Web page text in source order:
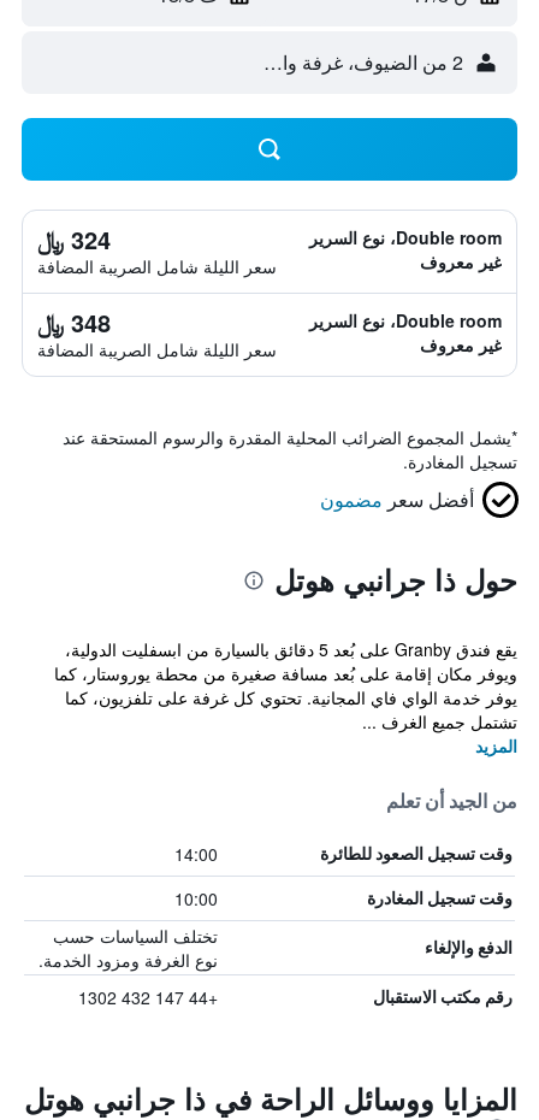
2 من الضيوف، غرفة واحدة
Double room، نوع السرير
غير معروف
324 ﷼
سعر الليلة شامل الصريبة المضافة
Double room، نوع السرير
غير معروف
348 ﷼
سعر الليلة شامل الصريبة المضافة
*يشمل المجموع الضرائب المحلية المقدرة والرسوم المستحقة عند
تسجيل المغادرة.
أفضل سعر مضمون
حول ذا جرانبي هوتل
يقع فندق Granby على بُعد 5 دقائق بالسيارة من ابسفليت الدولية،
ويوفر مكان إقامة على بُعد مسافة صغيرة من محطة يوروستار، كما
يوفر خدمة الواي فاي المجانية. تحتوي كل غرفة على تلفزيون، كما
تشتمل جميع الغرف ...
المزيد
من الجيد أن تعلم
وقت تسجيل الصعود للطائرة 14:00
وقت تسجيل المغادرة 10:00
الدفع والإلغاء
تختلف السياسات حسب
نوع الغرفة ومزود الخدمة.
رقم مكتب الاستقبال +44 147 432 1302
المزايا ووسائل الراحة في ذا جرانبي هوتل